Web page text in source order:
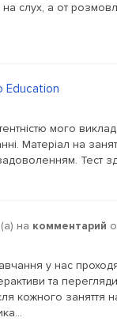
на слух, а от
Education
мого
Матеріал на
Тест
на комментарий о
у нас
та
кожного заняття